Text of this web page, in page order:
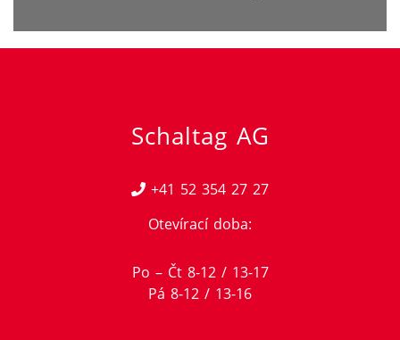
Schaltag AG
+41 52 354 27 27
Otevírací doba:
Po – Čt 8-12 / 13-17
Pá 8-12 / 13-16